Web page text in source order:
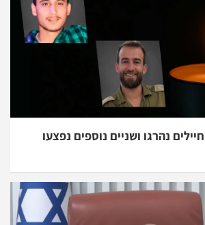
נהרגו ושניים נוספים נפצעו